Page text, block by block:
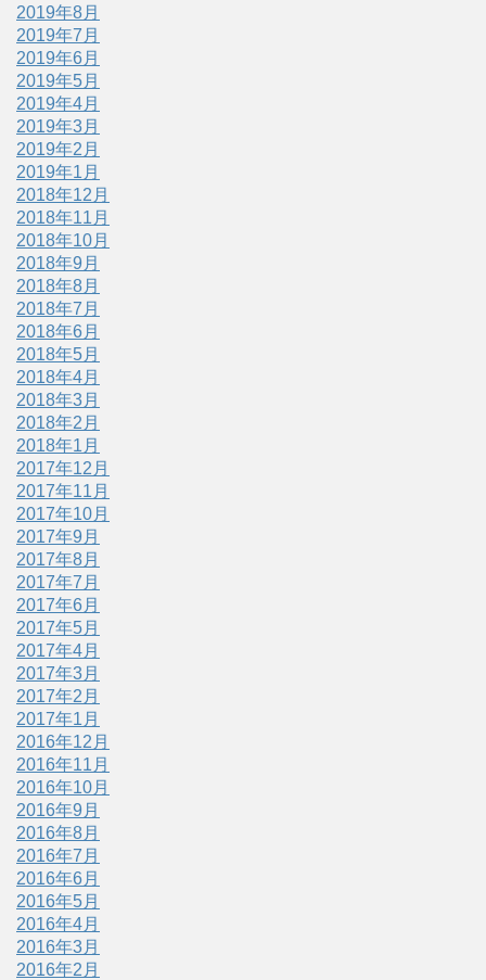
2019年8月
2019年7月
2019年6月
2019年5月
2019年4月
2019年3月
2019年2月
2019年1月
2018年12月
2018年11月
2018年10月
2018年9月
2018年8月
2018年7月
2018年6月
2018年5月
2018年4月
2018年3月
2018年2月
2018年1月
2017年12月
2017年11月
2017年10月
2017年9月
2017年8月
2017年7月
2017年6月
2017年5月
2017年4月
2017年3月
2017年2月
2017年1月
2016年12月
2016年11月
2016年10月
2016年9月
2016年8月
2016年7月
2016年6月
2016年5月
2016年4月
2016年3月
2016年2月